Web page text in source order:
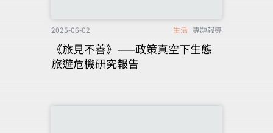
2025-06-02 生活 專題報導
《旅見不善》——政策真空下生態
旅遊危機研究報告